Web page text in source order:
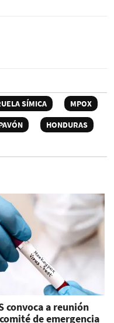
SÍMICA
MPOX
HONDURAS
convoca a reunión
de emergencia